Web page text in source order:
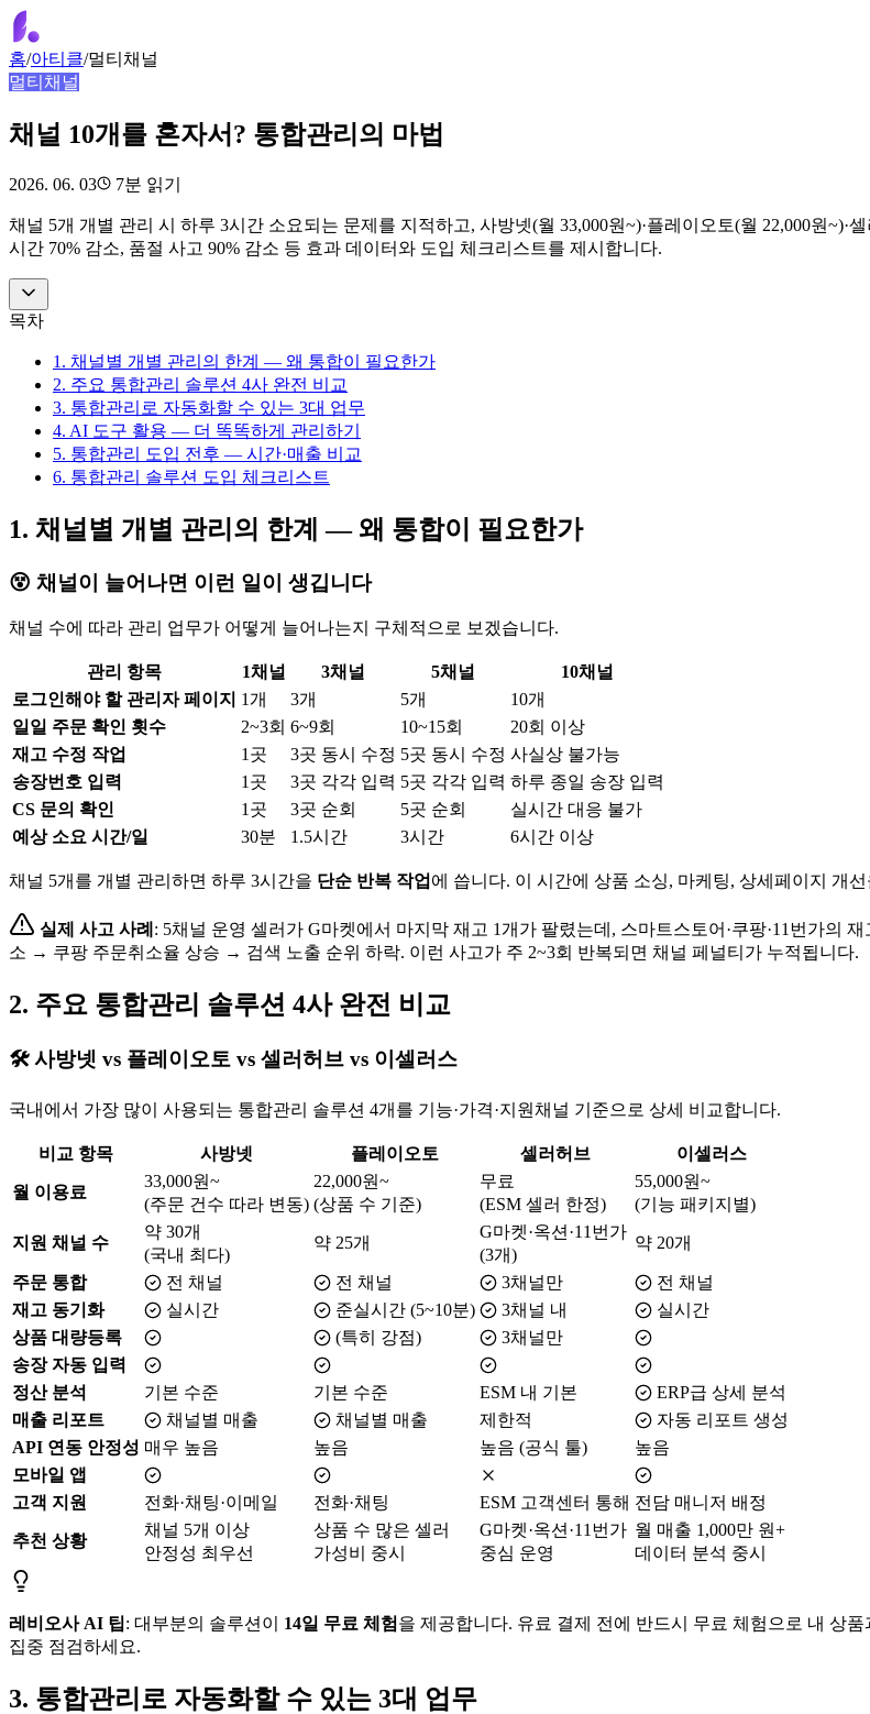
홈/아티클/멀티채널
멀티채널
채널 10개를 혼자서? 통합관리의 마법
2026. 06. 03 7분 읽기
채널 5개 개별 관리 시 하루 3시간 소요되는 문제를 지적하고, 사방넷(월 33,000원~)·플레이오토(월 22,000원~)·
시간 70% 감소, 품절 사고 90% 감소 등 효과 데이터와 도입 체크리스트를 제시합니다.
목차
1. 채널별 개별 관리의 한계 — 왜 통합이 필요한가
2. 주요 통합관리 솔루션 4사 완전 비교
3. 통합관리로 자동화할 수 있는 3대 업무
4. AI 도구 활용 — 더 똑똑하게 관리하기
5. 통합관리 도입 전후 — 시간·매출 비교
6. 통합관리 솔루션 도입 체크리스트
1. 채널별 개별 관리의 한계 — 왜 통합이 필요한가
😵 채널이 늘어나면 이런 일이 생깁니다
채널 수에 따라 관리 업무가 어떻게 늘어나는지 구체적으로 보겠습니다.
관리 항목 1채널 3채널 5채널
10채널
로그인해야 할 관리자 페이지 1개 3개 5개
10개
일일 주문 확인 횟수
2~3회 6~9회 10~15회
20회 이상
재고 수정 작업
1곳 3곳 동시 수정 5곳 동시 수정 사실상 불가능
송장번호 입력
1곳 3곳 각각 입력 5곳 각각 입력 하루 종일 송장 입력
CS 문의 확인
1곳 3곳 순회 5곳 순회
실시간 대응 불가
예상 소요 시간/일
30분 1.5시간 3시간 6시간 이상
채널 5개를 개별 관리하면 하루 3시간을 단순 반복 작업 에 씁니다. 이 시간에 상품 소싱, 마케팅, 상세페이지 개
실제 사고 사례 : 5채널 운영 셀러가 G마켓에서 마지막 재고 1개가 팔렸는데, 스마트스토어·쿠팡·11번가의
소 → 쿠팡 주문취소율 상승 → 검색 노출 순위 하락. 이런 사고가 주 2~3회 반복되면 채널 페널티가 누적됩니다.
2. 주요 통합관리 솔루션 4사 완전 비교
🛠️ 사방넷 vs 플레이오토 vs 셀러허브 vs 이셀러스
국내에서 가장 많이 사용되는 통합관리 솔루션 4개를 기능·가격·지원채널 기준으로 상세 비교합니다.
비교 항목 사방넷 플레이오토 셀러허브 이셀러스
월 이용료
33,000원~
(주문 건수 따라 변동)
22,000원~
(상품 수 기준)
무료
(ESM 셀러 한정)
55,000원~
(기능 패키지별)
지원 채널 수
약 30개
(국내 최다)
약 25개
G마켓·옥션·11번가
(3개)
약 20개
주문 통합 전 채널 전 채널 3채널만
전 채널
재고 동기화
실시간 준실시간 (5~10분) 3채널 내
실시간
상품 대량등록
(특히 강점)
3채널만
송장 자동 입력
정산 분석
기본 수준 기본 수준 ESM 내 기본
ERP급 상세 분석
매출 리포트
채널별 매출 채널별 매출 제한적
자동 리포트 생성
API 연동 안정성 매우 높음 높음 높음 (공식 툴)
높음
모바일 앱
고객 지원
전화·채팅·이메일 전화·채팅 ESM 고객센터 통해 전담 매니저 배정
추천 상황
채널 5개 이상
안정성 최우선
상품 수 많은 셀러
가성비 중시
G마켓·옥션·11번가
중심 운영
월 매출 1,000만 원+
데이터 분석 중시
레비오사 AI 팁: 대부분의 솔루션이 14일 무료 체험 을 제공합니다. 유료 결제 전에 반드시 무료 체험으로 내 상
집중 점검하세요.
3. 통합관리로 자동화할 수 있는 3대 업무